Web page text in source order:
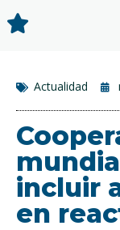
Actualidad
incluir
en